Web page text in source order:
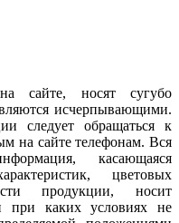
сайте, носят сугубо
исчерпывающими.
следует обращаться к
на сайте телефонам. Вся
касающаяся
цветовых
продукции, носит
при каких условиях не